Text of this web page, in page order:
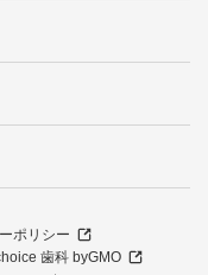
ポリシー
歯科 byGMO